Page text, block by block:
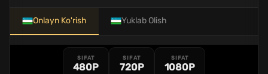
Onlayn Ko'rish Yuklab Olish
SIFAT
480P
SIFAT
720P
SIFAT
1080P